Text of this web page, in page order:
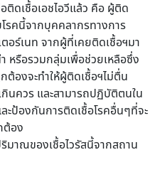
ติดเชื้อเอชไอวีแล้ว คือ ผู้ติด
รคนี้จากบุคคลากรทางการ
ร์เนท จากผู้ที่เคยติดเชื้อฯมา
หรือรวมกลุ่มเพื่อช่วยเหลือซึ่ง
องจะทำให้ผู้ติดเชื้อฯไม่ตื่น
นควร และสามารถปฏิบัติตนใน
ะป้องกันการติดเชื้อโรคอื่นๆที่จะ
ต้อง
มาณของเชื้อไวรัสนี้จากสถาน